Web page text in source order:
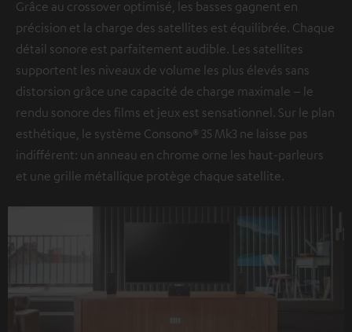
Grâce au crossover optimisé, les basses gagnent en
précision et la charge des satellites est équilibrée. Chaque
détail sonore est parfaitement audible. Les satellites
supportent les niveaux de volume les plus élevés sans
distorsion grâce une capacité de charge maximale – le
rendu sonore des films et jeux est sensationnel. Sur le plan
esthétique, le système Consono® 35 Mk3 ne laisse pas
indifférent: un anneau en chrome orne les haut-parleurs
et une grille métallique protège chaque satellite.